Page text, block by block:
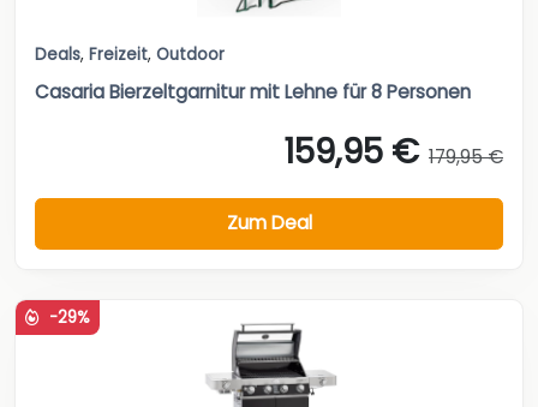
Deals, Freizeit, Outdoor
Casaria Bierzeltgarnitur mit Lehne für 8 Personen
159,95 € 179,95 €
Zum Deal
-29%